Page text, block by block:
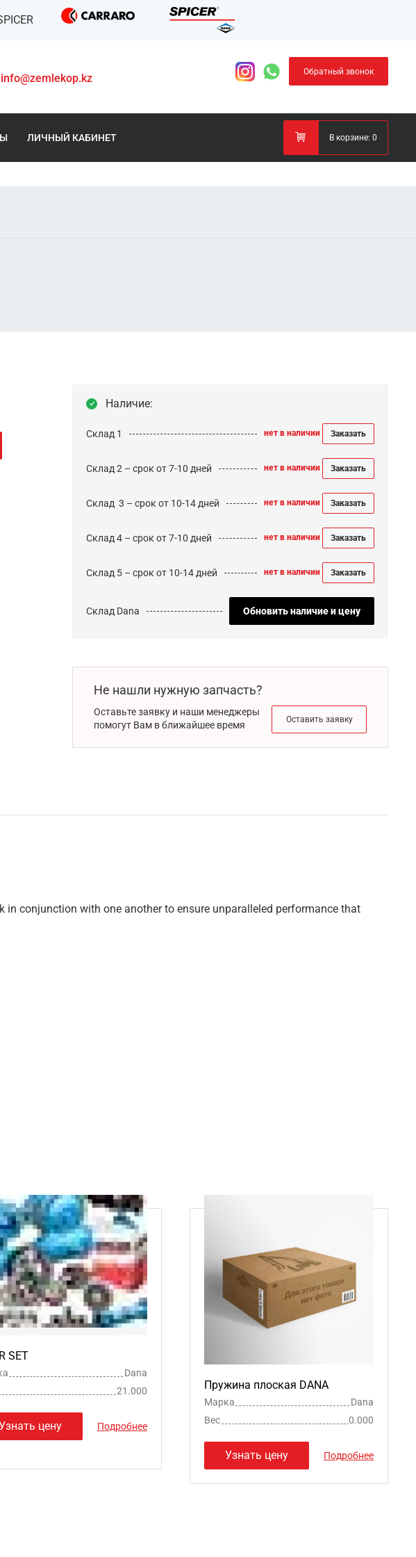
info@zemlekop.kz Обратный звонок
ЛИЧНЫЙ КАБИНЕТ В корзине: 0
Наличие:
Склад 1 нет в наличии Заказать
Склад 2 – срок от 7-10 дней нет в наличии Заказать
Cклад 3 – срок от 10-14 дней нет в наличии Заказать
Склад 4 – срок от 7-10 дней нет в наличии Заказать
Склад 5 – срок от 10-14 дней нет в наличии Заказать
Склад Dana Обновить наличие и цену
Не нашли нужную запчасть?
Оставьте заявку и наши менеджеры
помогут Вам в ближайшее время
Оставить заявку
conjunction with one another to ensure unparalleled performance that
SET
Dana
21.000
цену Подробнее
Пружина плоская DANA
Марка
Dana
Вес
0.000
Узнать цену Подробнее